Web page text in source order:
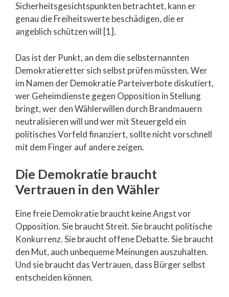
Sicherheitsgesichtspunkten betrachtet, kann er
genau die Freiheitswerte beschädigen, die er
angeblich schützen will [1].
Das ist der Punkt, an dem die selbsternannten
Demokratieretter sich selbst prüfen müssten. Wer
im Namen der Demokratie Parteiverbote diskutiert,
wer Geheimdienste gegen Opposition in Stellung
bringt, wer den Wählerwillen durch Brandmauern
neutralisieren will und wer mit Steuergeld ein
politisches Vorfeld finanziert, sollte nicht vorschnell
mit dem Finger auf andere zeigen.
Die Demokratie braucht
Vertrauen in den Wähler
Eine freie Demokratie braucht keine Angst vor
Opposition. Sie braucht Streit. Sie braucht politische
Konkurrenz. Sie braucht offene Debatte. Sie braucht
den Mut, auch unbequeme Meinungen auszuhalten.
Und sie braucht das Vertrauen, dass Bürger selbst
entscheiden können.